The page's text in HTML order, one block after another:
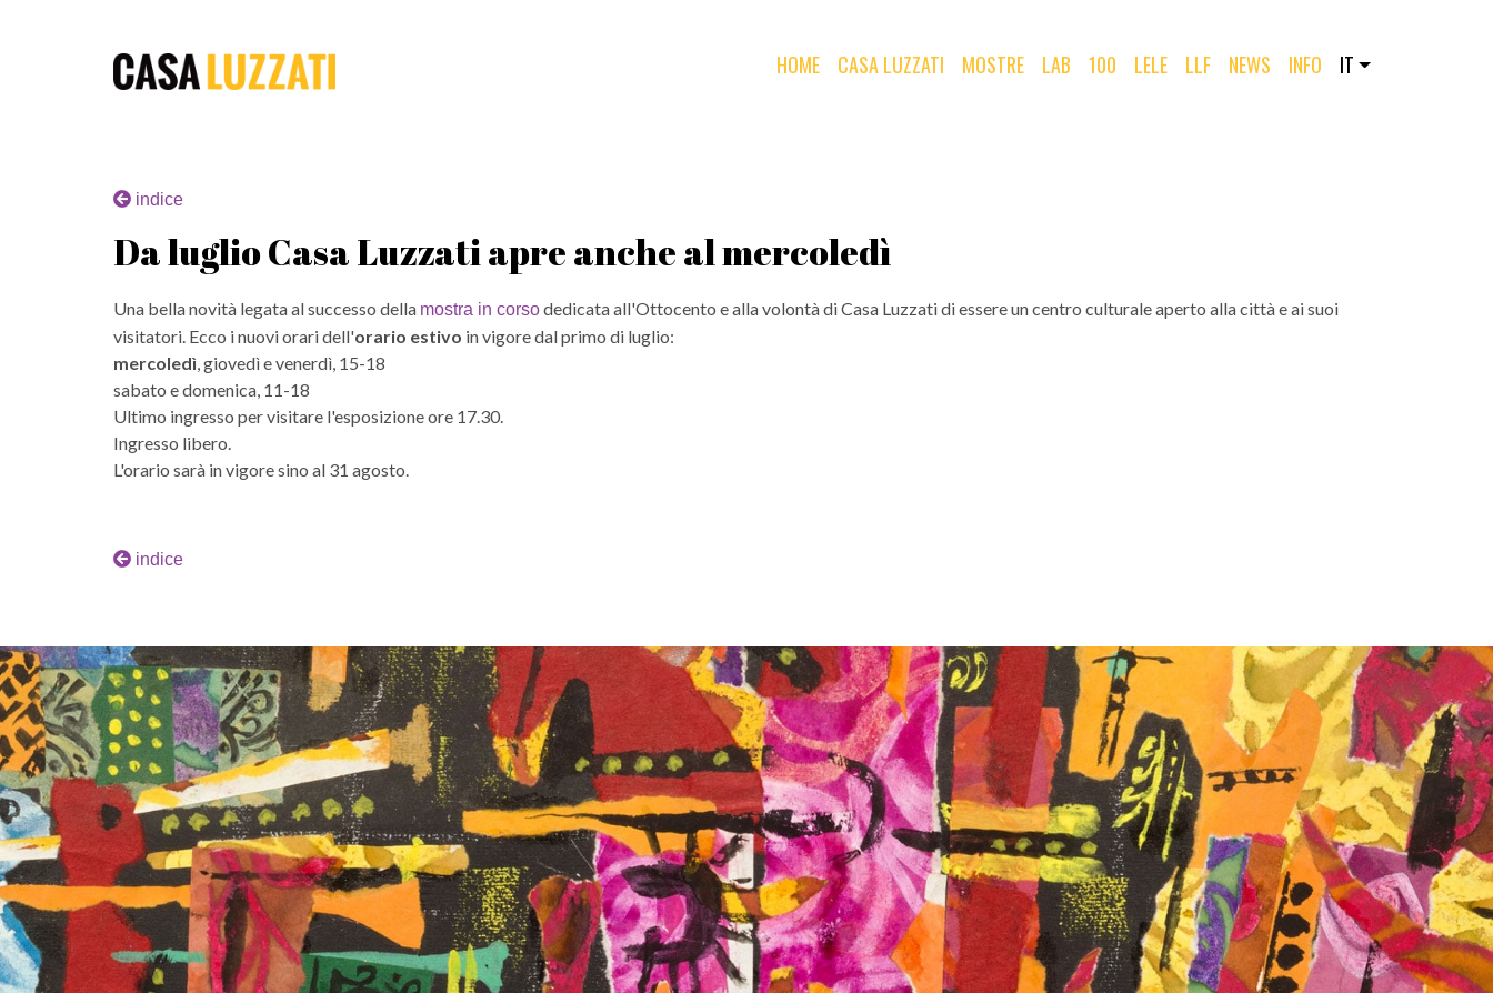
HOME CASA LUZZATI MOSTRE LAB 100 LELE LLF NEWS INFO IT
indice
Da luglio Casa Luzzati apre anche al mercoledì
Una bella novità legata al successo della mostra in corsodedicata all'Ottocento e alla volontà di Casa Luzzati di essere un centro culturale aperto alla città e ai suoi
visitatori. Ecco i nuovi orari dell'orario estivo in vigore dal primo di luglio:
mercoledì, giovedì e venerdì, 15-18
sabato e domenica, 11-18
Ultimo ingresso per visitare l'esposizione ore 17.30.
Ingresso libero.
L'orario sarà in vigore sino al 31 agosto.
indice